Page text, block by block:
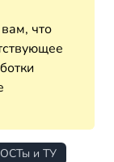
что
и ТУ